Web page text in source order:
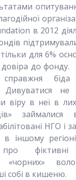
в 2012
для 6%
до фонду.
біда
Дивуватися не
віру в неї в
займалися
НГО і
іншому регіоні
фіктивні
«чорних»
собі в кишеню.